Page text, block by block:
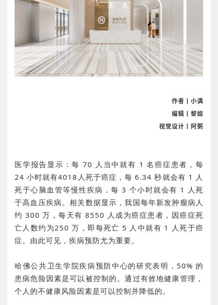
作者丨小满
编辑丨黎姐
视觉设计丨阿粥
医学报告显示：每 70 人当中就有 1 名癌症患者，每
24 小时就有4018人死于癌症，每 6.34 秒就会有 1 人
死于心脑血管等慢性疾病，每 3 个小时就会有 1 人死
于高血压疾病。相关数据显示，我国每年新发肿瘤病人
约 300 万，每天有 8550 人成为癌症患者，因癌症死
亡人数约为250 万，即每死亡 5 人中就有 1 人死于癌
症。由此可见，疾病预防尤为重要。
哈佛公共卫生学院疾病预防中心的研究表明，50% 的
患病危险因素是可以被控制的。通过有效地健康管理，
个人的不健康风险因素是可以控制并降低的。